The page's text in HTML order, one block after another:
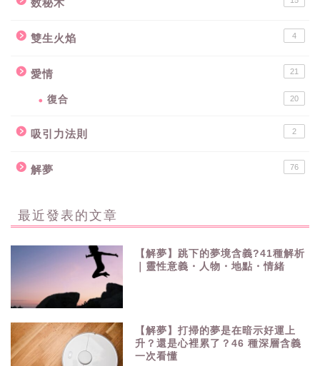
雙生火焰 4
愛情 21
復合 20
吸引力法則 2
解夢 76
最近發表的文章
【解夢】跳下的夢境含義?41種解析
｜靈性意義・人物・地點・情緒
【解夢】打掃的夢是在暗示好運上
升？還是心裡累了？46 種深層含義
一次看懂